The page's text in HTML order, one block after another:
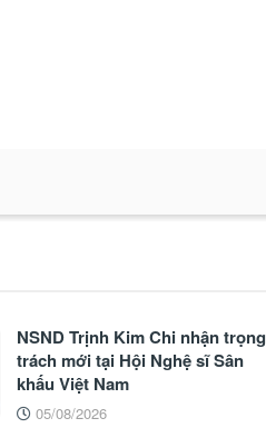
NSND Trịnh Kim Chi nhận trọng
trách mới tại Hội Nghệ sĩ Sân
khấu Việt Nam
05/08/2026